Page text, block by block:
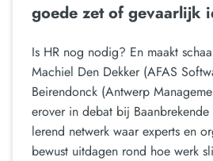
goede zet of gevaarlijk
Is HR nog nodig? En maakt
Machiel Den Dekker (AFAS
Beirendonck (Antwerp
erover in debat bij
lerend netwerk waar experts en
bewust uitdagen rond hoe werk